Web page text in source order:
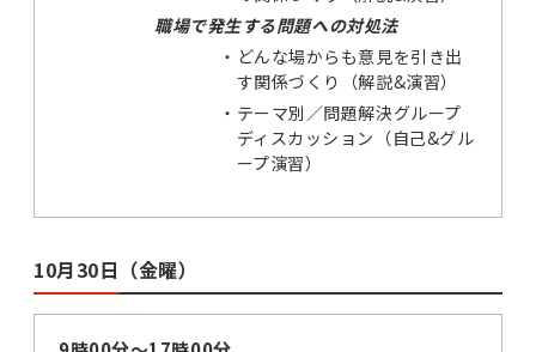
職場で発生する問題への対処法
・ どんな場からも意見を引き出
す関係づくり（解説&演習）
・ テーマ別／問題解決グループ
ディスカッション（自己&グル
ープ演習）
10月30日（金曜）